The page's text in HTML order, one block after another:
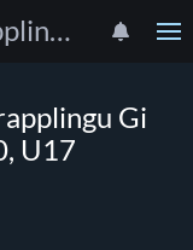
Mistrzostwa Polski w Grapplingu Gi i NoGi, Senior, U20, U17
Gi
U17